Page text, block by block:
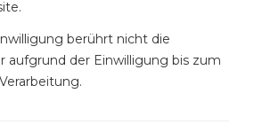
berührt nicht die
aufgrund der Einwilligung bis zum